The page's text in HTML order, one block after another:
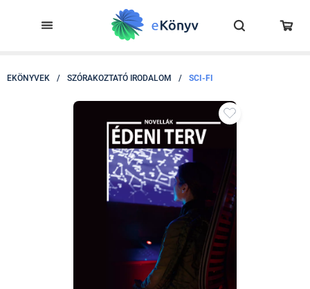
EKÖNYVEK / SZÓRAKOZTATÓ IRODALOM / SCI-FI